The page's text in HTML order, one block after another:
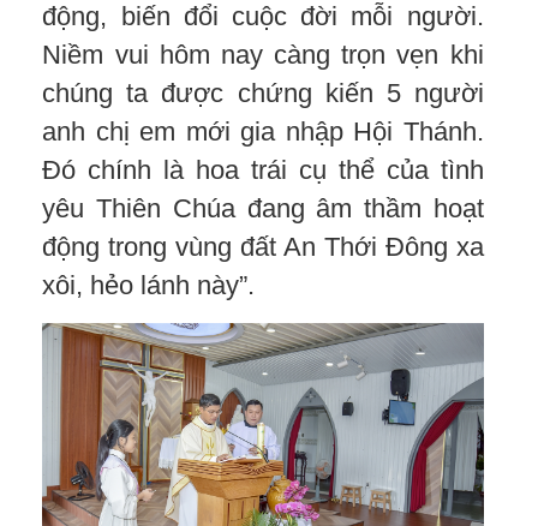
động, biến đổi cuộc đời mỗi người.
Niềm vui hôm nay càng trọn vẹn khi
chúng ta được chứng kiến 5 người
anh chị em mới gia nhập Hội Thánh.
Đó chính là hoa trái cụ thể của tình
yêu Thiên Chúa đang âm thầm hoạt
động trong vùng đất An Thới Đông xa
xôi, hẻo lánh này”.